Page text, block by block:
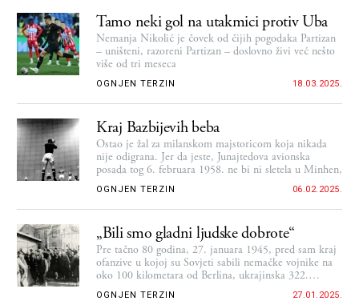
Tamo neki gol na utakmici protiv Uba
Nemanja Nikolić je čovek od čijih pogodaka Partizan
– uništeni, razoreni Partizan – doslovno živi već nešto
više od tri meseca
OGNJEN TERZIN 18.03.2025.
Kraj Bazbijevih beba
Ostao je žal za milanskom majstoricom koja nikada
nije odigrana. Jer da jeste, Junajtedova avionska
posada tog 6. februara 1958. ne bi ni sletela u Minhen,
OGNJEN TERZIN 06.02.2025.
„Bili smo gladni ljudske dobrote“
Pre tačno 80 godina, 27. januara 1945, pred sam kraj
ofanzive u kojoj su Sovjeti sabili nemačke vojnike na
oko 100 kilometara od Berlina, ukrajinska 322.
streljačka divizija Crvene armije ušla je u Aušvic…
OGNJEN TERZIN 27.01.2025.